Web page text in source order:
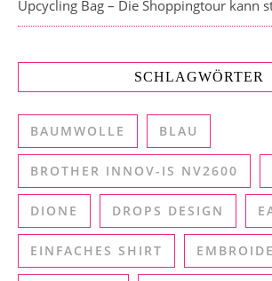
Upcycling Bag – Die Shoppingtour kann
SCHLAGWÖRTER
BAUMWOLLE BLAU
BROTHER INNOV-IS NV2600
DIONE DROPS DESIGN
EINFACHES SHIRT